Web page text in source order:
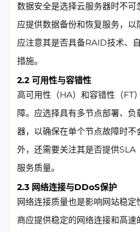
数据安全是选择云服务器时不
应提供数据备份和恢复服务，
应注意其是否具备RAID技术、
措施。
2.2 可用性与容错性
高可用性（HA）和容错性（FT
障。应选择具有多节点部署、
器，以确保在单个节点故障时
外，还需要关注其是否提供
服务质量。
2.3 网络连接与DDoS保护
网络连接质量也是影响网站稳
商应提供稳定的网络连接和高